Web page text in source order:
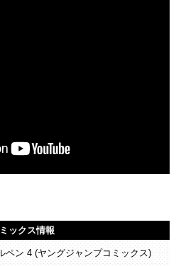
ックス情報
ペン 4 (ヤングジャンプコミックス)